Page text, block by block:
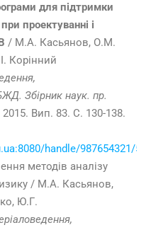
для підтримки
проектуванні і
/ М.А. Касьянов, О.М.
Корінний
Збірник наук. пр.
Вип. 83. С. 130-138.
handle/987654321/
методів аналізу
/ М.А. Касьянов,
Ю.Г.